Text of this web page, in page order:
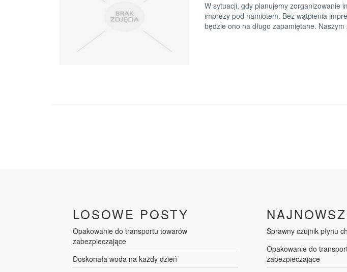
W sytuacji, gdy planujemy zorganizowanie
imprezy pod namiotem. Bez wątpienia
będzie ono na długo zapamiętane.
LOSOWE POSTY
Opakowanie do transportu towarów
zabezpieczające
Doskonała woda na każdy dzień
Sprawny czujnik płynu
Opakowanie do
zabezpieczające